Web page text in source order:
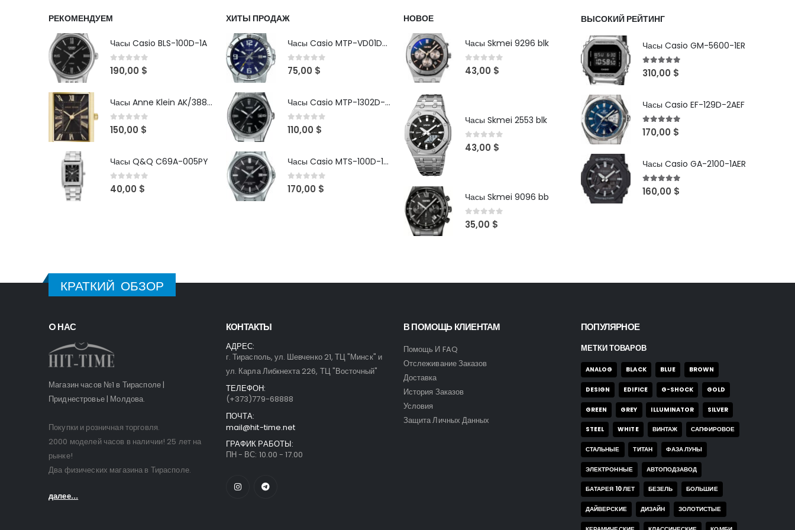
РЕКОМЕНДУЕМ
Часы Casio BLS-100D-1A
0out of 5
190,00 $
Часы Anne Klein AK/3882BKGB
0out of 5
150,00 $
Часы Q&Q C69A-005PY
0 out of 5
40,00 $
ХИТЫ ПРОДАЖ
Часы Casio MTP-VD01D-2B
0out of 5
75,00 $
Часы Casio MTP-1302D-1A1VDF
0out of 5
110,00 $
Часы Casio MTS-100D-1AV
0out of 5
170,00 $
НОВОЕ
Часы Skmei 9296 blk
0 out of 5
43,00 $
Часы Skmei 2553 blk
0 out of 5
43,00 $
Часы Skmei 9096 bb
0out of 5
35,00 $
ВЫСОКИЙ РЕЙТИНГ
Часы Casio GM-5600-1ER
5out of 5
310,00 $
Часы Casio EF-129D-2AEF
5out of 5
170,00 $
Часы Casio GA-2100-1AER
5out of 5
160,00 $
КРАТКИЙ ОБЗОР
O НАС
Магазин часов №1 в Тирасполе |
Приднестровье | Молдова.
Покупки и розничная торговля.
2000 моделей часов в наличии! 25 лет на
рынке!
Два физических магазина в Тирасполе.
далее...
КОНТАКТЫ
АДРЕС:
г. Тирасполь, ул. Шевченко 21, ТЦ "Минск" и
ул. Карла Либкнехта 226, ТЦ "Восточный"
ТЕЛЕФОН:
(+373)779-68888
ПОЧТА:
mail@hit-time.net
ГРАФИК РАБОТЫ:
ПН - ВС: 10.00 - 17.00
В ПОМОЩЬ КЛИЕНТАМ
Помощь И FAQ
Отслеживание Заказов
Доставка
История Заказов
Условия
Защита Личных Данных
ПОПУЛЯРНОЕ
МЕТКИ ТОВАРОВ
ANALOG BLACK BLUE BROWN
DESIGN EDIFICE G-SHOCK GOLD
GREEN GREY ILLUMINATOR SILVER
STEEL WHITE ВИНТАЖ САПФИРОВОЕ
СТАЛЬНЫЕ ТИТАН ФАЗА ЛУНЫ
ЭЛЕКТРОННЫЕ АВТОПОДЗАВОД
БАТАРЕЯ 10 ЛЕТ БЕЗЕЛЬ БОЛЬШИЕ
ДАЙВЕРСКИЕ ДИЗАЙН ЗОЛОТИСТЫЕ